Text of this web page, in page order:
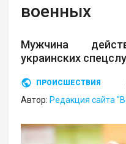
военных
Мужчина
украинских
ПРОИСШЕСТВИЯ
Автор: Редакция сайта